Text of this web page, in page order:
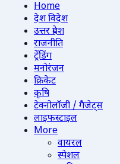
Home
देश विदेश
उत्तर प्रदेश
राजनीति
ट्रेंडिंग
मनोरंजन
क्रिकेट
कृषि
टेक्नोलॉजी / गैजेट्स
लाइफस्टाइल
More
वायरल
स्पेशल